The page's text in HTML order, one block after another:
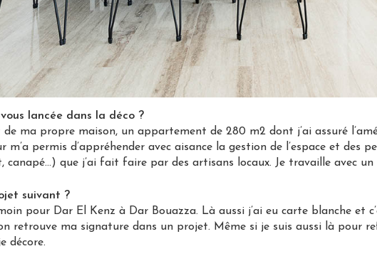
lancée dans la déco ?
de ma propre maison, un appartement de 280 m2 dont j’ai assuré
m’a permis d’appréhender avec aisance la gestion de l’espace et des
canapé…) que j’ai fait faire par des artisans locaux. Je travaille avec
suivant ?
pour Dar El Kenz à Dar Bouazza. Là aussi j’ai eu carte blanche et
retrouve ma signature dans un projet. Même si je suis aussi là pour
décore.